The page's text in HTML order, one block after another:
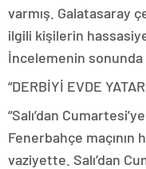
varmış. Galatasaray
ilgili kişilerin
İncelemenin sonunda
“DERBİYİ EVDE
“Salı’dan
Fenerbahçe maçının
vaziyette. Salı’dan